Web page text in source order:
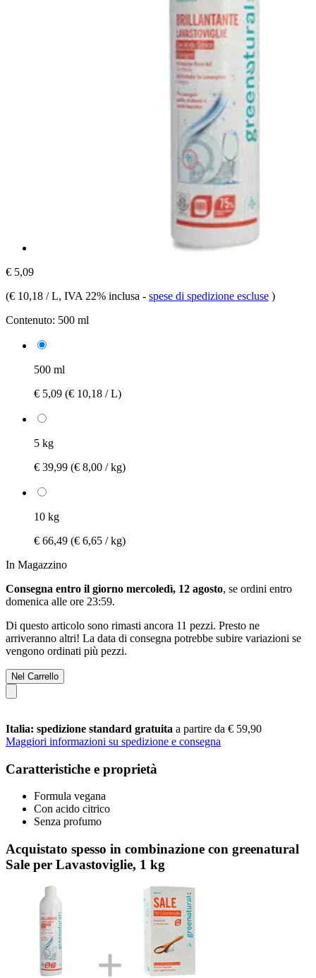
€ 5,09
(€ 10,18 / L, IVA 22% inclusa - spese di spedizione escluse )
Contenuto: 500 ml
500 ml
€ 5,09 (€ 10,18 / L)
5 kg
€ 39,99 (€ 8,00 / kg)
10 kg
€ 66,49 (€ 6,65 / kg)
In Magazzino
Consegna entro il giorno mercoledì, 12 agosto, se ordini entro
domenica alle ore 23:59.
Di questo articolo sono rimasti ancora 11 pezzi. Presto ne
arriveranno altri! La data di consegna potrebbe subire variazioni se
vengono ordinati più pezzi.
Nel Carrello
Italia: spedizione standard gratuita a partire da € 59,90
Maggiori informazioni su spedizione e consegna
Caratteristiche e proprietà
Formula vegana
Con acido citrico
Senza profumo
Acquistato spesso in combinazione con greenatural
Sale per Lavastoviglie, 1 kg